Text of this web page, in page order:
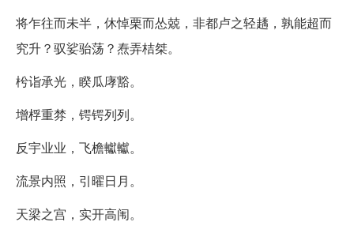
将乍往而未半，休悼栗而怂兢，非都卢之轻趫，孰能超而
究升？驭娑骀荡？焘弄桔桀。
枍诣承光，睽瓜庨豁。
增桴重棼，锷锷列列。
反宇业业，飞檐䡾䡾。
流景内照，引曜日月。
天梁之宫，实开高闱。